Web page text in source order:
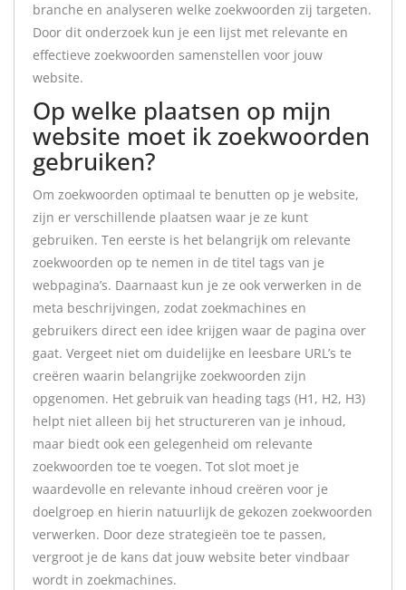
branche en analyseren welke zoekwoorden zij targeten.
Door dit onderzoek kun je een lijst met relevante en
effectieve zoekwoorden samenstellen voor jouw
website.
Op welke plaatsen op mijn
website moet ik zoekwoorden
gebruiken?
Om zoekwoorden optimaal te benutten op je website,
zijn er verschillende plaatsen waar je ze kunt
gebruiken. Ten eerste is het belangrijk om relevante
zoekwoorden op te nemen in de titel tags van je
webpagina’s. Daarnaast kun je ze ook verwerken in de
meta beschrijvingen, zodat zoekmachines en
gebruikers direct een idee krijgen waar de pagina over
gaat. Vergeet niet om duidelijke en leesbare URL’s te
creëren waarin belangrijke zoekwoorden zijn
opgenomen. Het gebruik van heading tags (H1, H2, H3)
helpt niet alleen bij het structureren van je inhoud,
maar biedt ook een gelegenheid om relevante
zoekwoorden toe te voegen. Tot slot moet je
waardevolle en relevante inhoud creëren voor je
doelgroep en hierin natuurlijk de gekozen zoekwoorden
verwerken. Door deze strategieën toe te passen,
vergroot je de kans dat jouw website beter vindbaar
wordt in zoekmachines.